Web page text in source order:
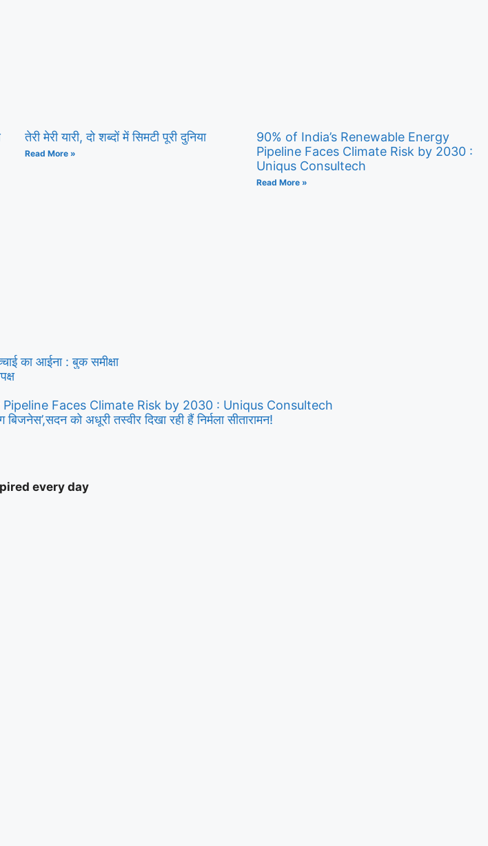
तेरी मेरी यारी, दो शब्दों में सिमटी पूरी दुनिया
Read More »
90% of India’s Renewable Energy
Pipeline Faces Climate Risk by 2030 :
Uniqus Consultech
Read More »
का आईना : बुक समीक्षा
Faces Climate Risk by 2030 : Uniqus Consultech
को अधूरी तस्वीर दिखा रही हैं निर्मला सीतारामन!
every day